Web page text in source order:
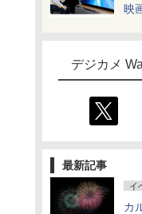
映
デジカメ
最新記事
イ
カ